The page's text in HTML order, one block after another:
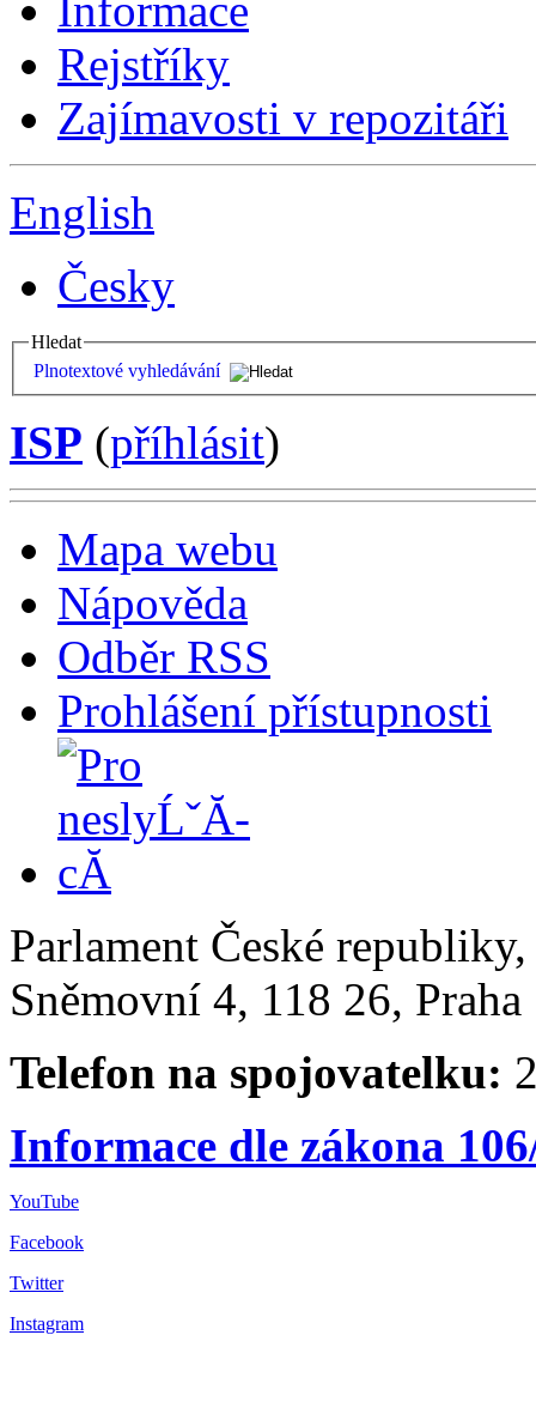
Informace
Rejstříky
Zajímavosti v repozitáři
English
Česky
Hledat
Plnotextové vyhledávání
ISP (příhlásit)
Mapa webu
Nápověda
Odběr RSS
Prohlášení přístupnosti
Parlament České
Sněmovní 4, 118 26,
Telefon na spojovatelku:
Informace dle zákona
YouTube
Facebook
Twitter
Instagram